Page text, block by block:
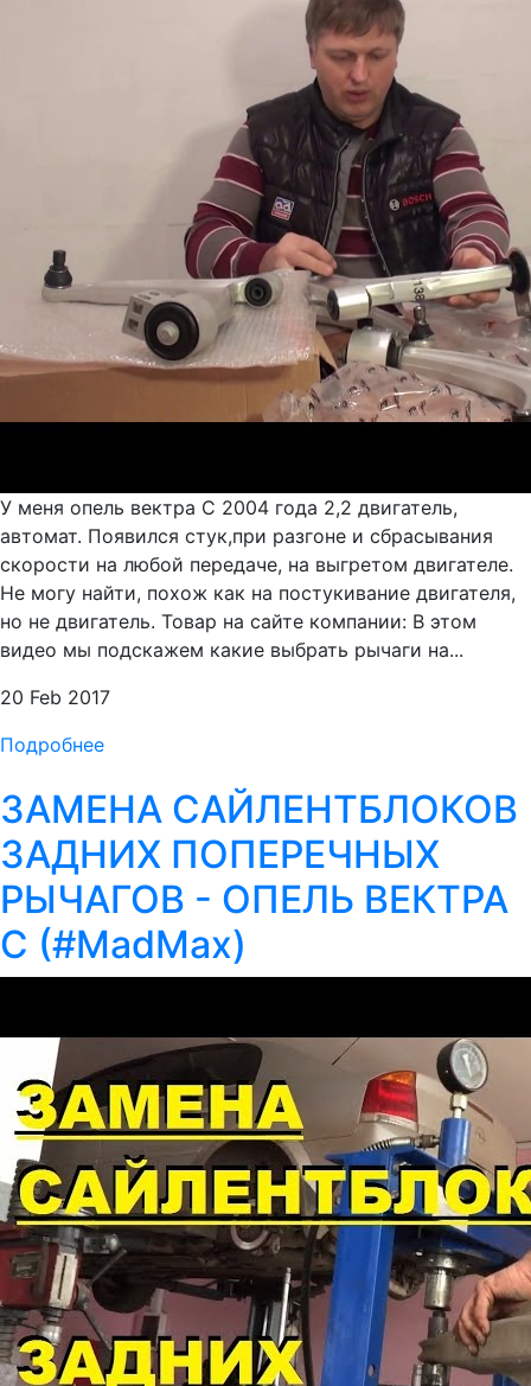
У меня опель вектра С 2004 года 2,2 двигатель,
автомат. Появился стук,при разгоне и сбрасывания
скорости на любой передаче, на выгретом двигателе.
Не могу найти, похож как на постукивание двигателя,
но не двигатель. Товар на сайте компании: В этом
видео мы подскажем какие выбрать рычаги на...
20 Feb 2017
Подробнее
ЗАМЕНА САЙЛЕНТБЛОКОВ
ЗАДНИХ ПОПЕРЕЧНЫХ
РЫЧАГОВ - ОПЕЛЬ ВЕКТРА
С (#MadMax)